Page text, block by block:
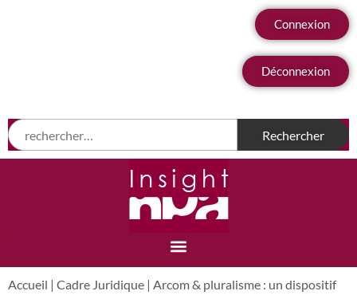
Connexion
Déconnexion
Accueil | Cadre Juridique | Arcom & pluralisme : un dispositif